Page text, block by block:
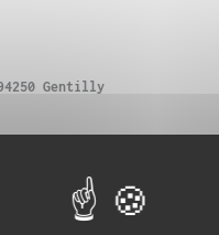
Gentilly
n°42505)